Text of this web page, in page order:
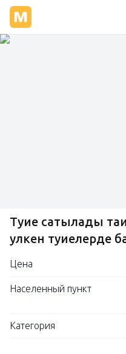
Туие сатылады
улкен туиелерде
Цена
Населенный пункт
Категория